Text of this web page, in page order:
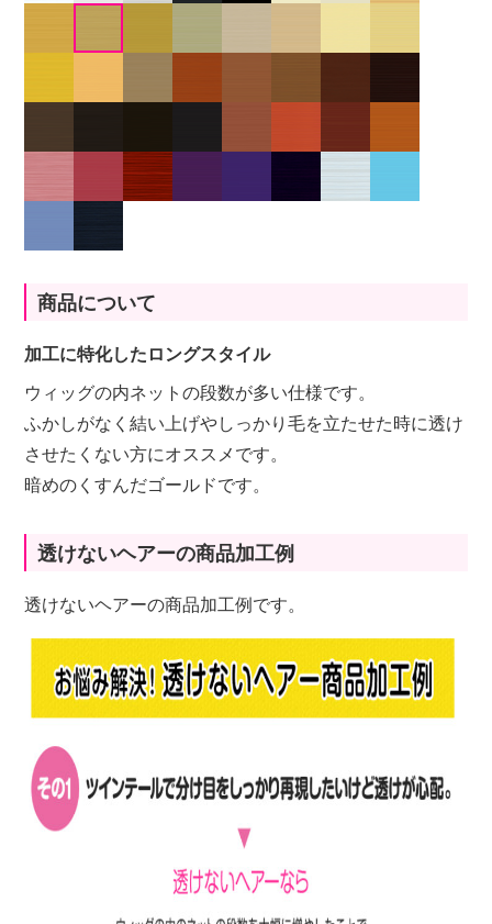
商品について
加工に特化したロングスタイル
ウィッグの内ネットの段数が多い仕様です。
ふかしがなく結い上げやしっかり毛を立たせた時に透け
させたくない方にオススメです。
暗めのくすんだゴールドです。
透けないヘアーの商品加工例
透けないヘアーの商品加工例です。